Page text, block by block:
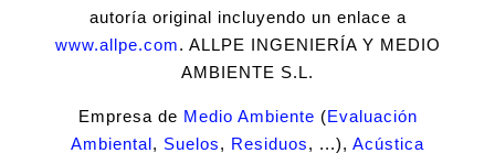
autoría original incluyendo un enlace a
www.allpe.com. ALLPE INGENIERÍA Y MEDIO
AMBIENTE S.L.
Empresa de Medio Ambiente (Evaluación
Ambiental, Suelos, Residuos, ...), Acústica